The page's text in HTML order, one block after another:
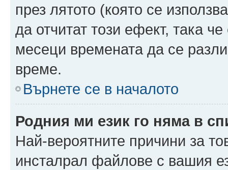
през лятото (която се
да отчитат този ефект, така
месеци времената да се
време.
Върнете се в началото
Родния ми език го няма в
Най-вероятните причини за
инсталрал файлове с вашия